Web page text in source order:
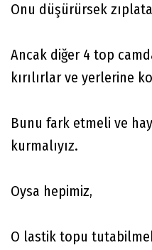
Onu düşürürsek
Ancak diğer 4 top
kırılırlar ve yerlerine
Bunu fark etmeli ve
kurmalıyız.
Oysa hepimiz,
O lastik topu